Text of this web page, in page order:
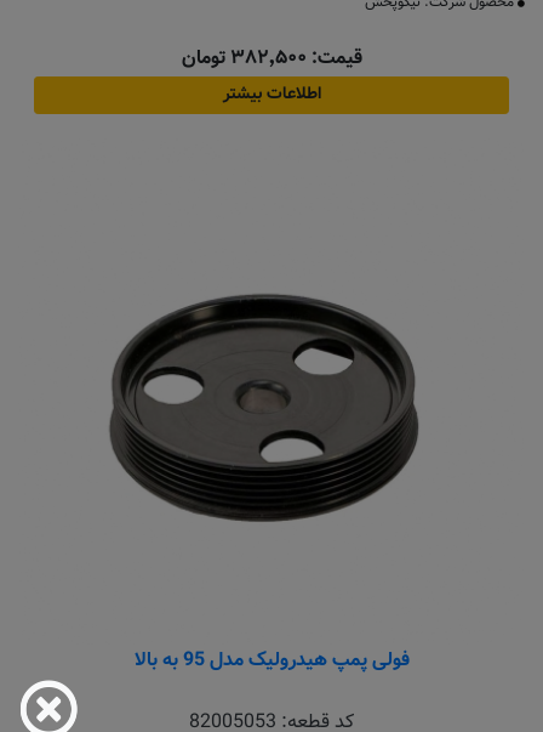
قیمت: ۳۸۲٬۵۰۰ تومان
اطلاعات بیشتر
فولی پمپ هیدرولیک مدل 95 به بالا
کد قطعه: 82005053